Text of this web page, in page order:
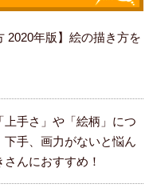
2020年版】絵の描き方を
上手さ」や「絵柄」につ
下手、画力がないと悩ん
んにおすすめ！